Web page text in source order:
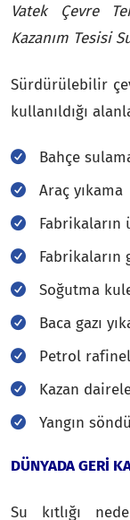
Vatek Çevre
Kazanım Tesisi
Sürdürülebilir
kullanıldığı
Bahçe
Araç yıkama
Fabrikaların
Soğutma
Baca gazı
Petrol
Kazan
Yangın
DÜNYADA GERİ
Su kıtlığı